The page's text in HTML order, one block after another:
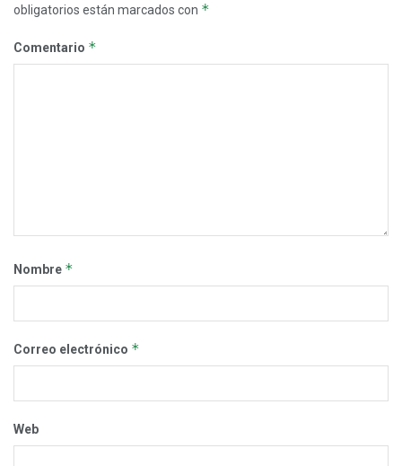
obligatorios están marcados con *
Comentario *
Nombre *
Correo electrónico *
Web